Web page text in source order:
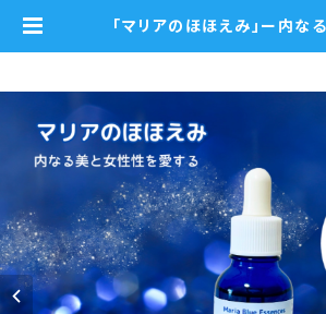
「マリアのほほえみ」ー内な